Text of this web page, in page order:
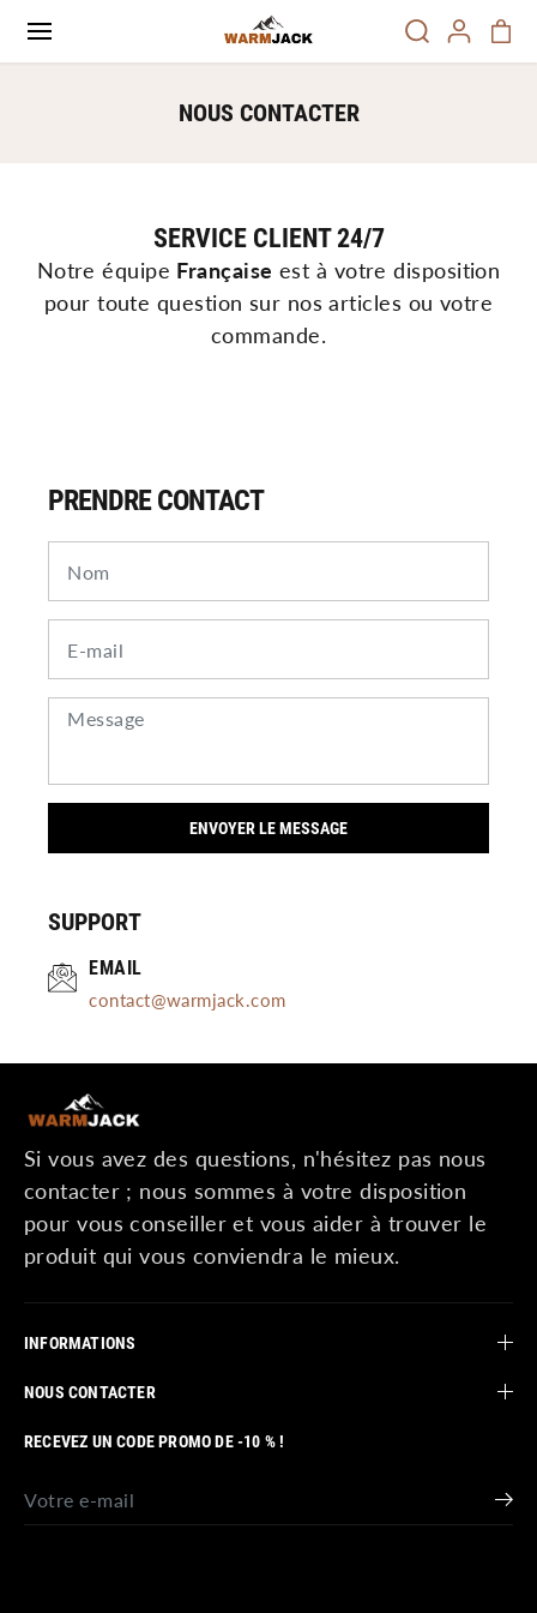
PASSER AU
NOUS CONTACTER
SERVICE CLIENT 24/7
Notre équipe Française est à votre disposition
pour toute question sur nos articles ou votre
commande.
PRENDRE CONTACT
ENVOYER LE MESSAGE
SUPPORT
EMAIL
contact@warmjack.com
Si vous avez des questions, n'hésitez pas nous
contacter ; nous sommes à votre disposition
pour vous conseiller et vous aider à trouver le
produit qui vous conviendra le mieux.
INFORMATIONS
NOUS CONTACTER
RECEVEZ UN CODE PROMO DE -10 % !